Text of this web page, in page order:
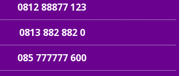
0812 88877 123
0813 882 882 0
085 777777 600